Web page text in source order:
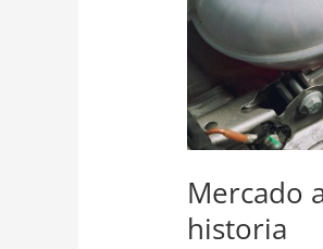
Mercado
historia